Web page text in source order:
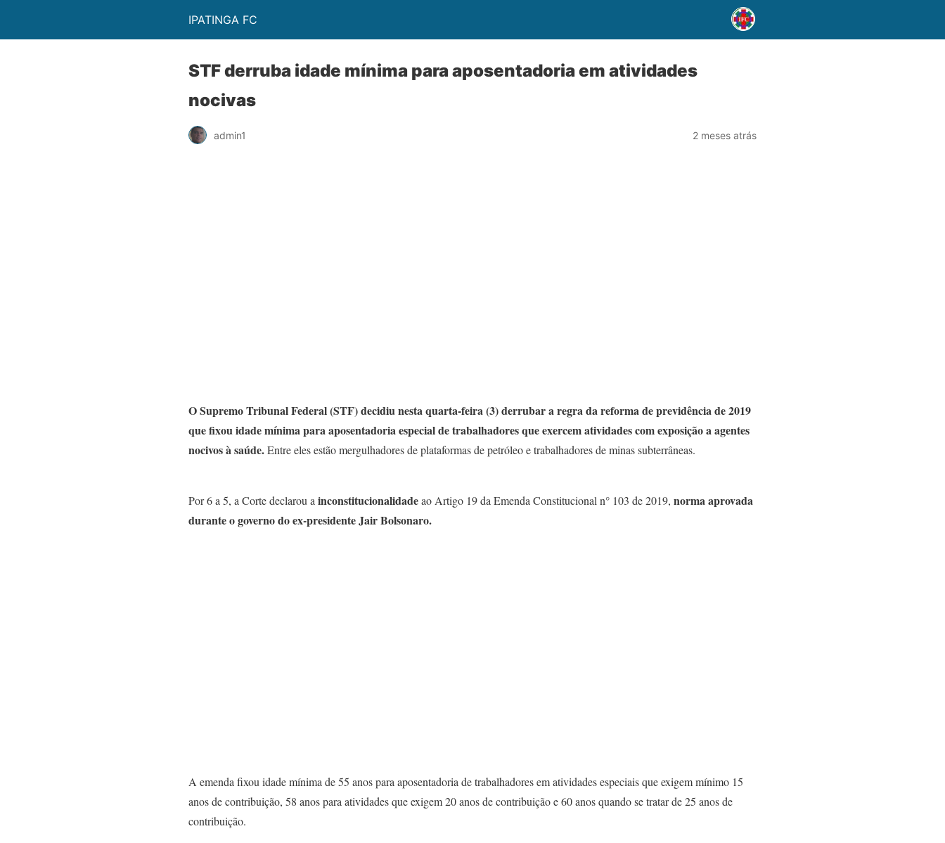
IPATINGA FC
STF derruba idade mínima para aposentadoria em atividades
nocivas
admin1 2 meses atrás
O Supremo Tribunal Federal (STF) decidiu nesta quarta-feira (3) derrubar a regra da reforma de previdência de 2019
que fixou idade mínima para aposentadoria especial de trabalhadores que exercem atividades com exposição a agentes
nocivos à saúde.Entre eles estão mergulhadores de plataformas de petróleo e trabalhadores de minas subterrâneas.
Por 6 a 5, a Corte declarou a inconstitucionalidadeao Artigo 19 da Emenda Constitucional n° 103 de 2019, norma aprovada
durante o governo do ex-presidente Jair Bolsonaro.
A emenda fixou idade mínima de 55 anos para aposentadoria de trabalhadores em atividades especiais que exigem mínimo 15
anos de contribuição, 58 anos para atividades que exigem 20 anos de contribuição e 60 anos quando se tratar de 25 anos de
contribuição.